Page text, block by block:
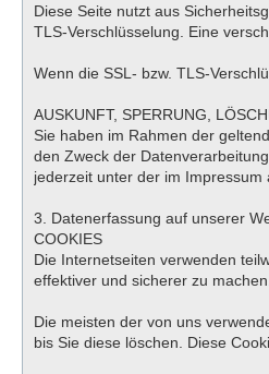
Diese Seite nutzt aus
TLS-Verschlüsselung. Eine
Wenn die SSL- bzw. TLS-
AUSKUNFT, SPERRUNG,
Sie haben im Rahmen der
den Zweck der
jederzeit unter der im Impressum
3. Datenerfassung auf unserer
COOKIES
Die Internetseiten verwenden
effektiver und sicherer zu
Die meisten der von uns
bis Sie diese löschen. Diese